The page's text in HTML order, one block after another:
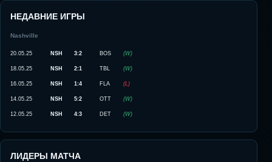
НЕДАВНИЕ ИГРЫ
Nashville
20.05.25 NSH 3:2 BOS (W)
18.05.25 NSH 2:1 TBL (W)
16.05.25 NSH 1:4 FLA (L)
14.05.25 NSH 5:2 OTT (W)
12.05.25 NSH 4:3 DET (W)
ЛИДЕРЫ МАТЧА